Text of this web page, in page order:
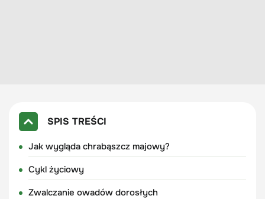
SPIS TREŚCI
Jak wygląda chrabąszcz majowy?
Cykl życiowy
Zwalczanie owadów dorosłych